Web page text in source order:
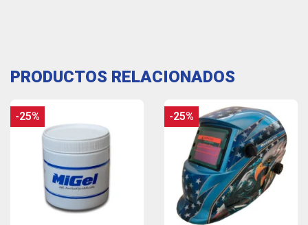
PRODUCTOS RELACIONADOS
-25% -25%